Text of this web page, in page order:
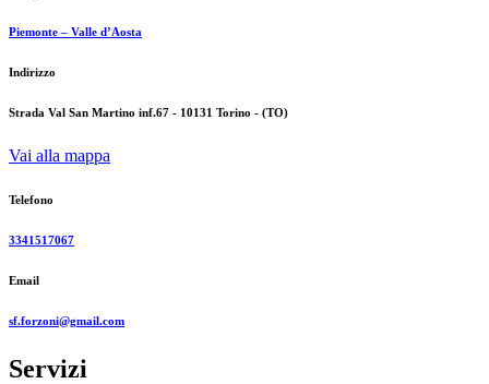
Piemonte – Valle d’Aosta
Indirizzo
Strada Val San Martino inf.67 - 10131 Torino - (TO)
Vai alla mappa
Telefono
3341517067
Email
sf.forzoni@gmail.com
Servizi